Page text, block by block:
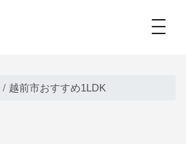
越前市おすすめ1LDK